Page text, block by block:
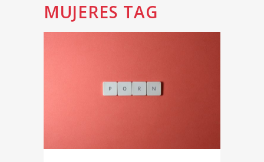
MUJERES TAG